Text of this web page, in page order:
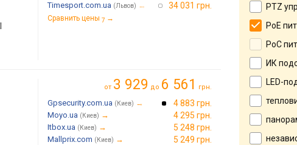
Timesport.com.ua (Львов) → 34 031 грн.
Сравнить цены 7 →
от 3 929 до 6 561 грн.
Gpsecurity.com.ua (Киев) → 4 883 грн.
Moyo.ua (Киев) → 4 295 грн.
Itbox.ua (Киев) → 5 248 грн.
Mallprix.com (Киев) → 5 249 грн.
PTZ
PoE
PoC
ИК
LED-